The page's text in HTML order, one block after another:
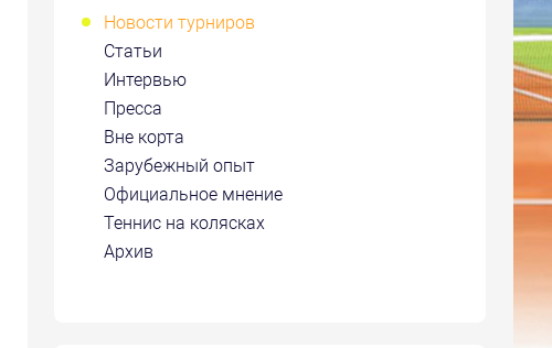
Новости турниров
Статьи
Интервью
Пресса
Вне корта
Зарубежный опыт
Официальное мнение
Теннис на колясках
Архив